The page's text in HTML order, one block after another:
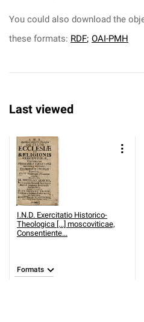
You could also download the
these formats: RDF; OAI-PMH
Last viewed
I.N.D. Exercitatio Historico-
Theologica [...] moscoviticae,
Consentiente...
Formats